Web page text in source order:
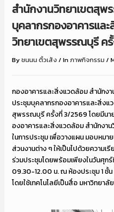
สำนักงานวิทยาเขตสุพ
บุคลากรกองอาคารแล
วิทยาเขตสุพรรณบุรี ค
Byชนนน ติ้วเส้ง / Inภาพกิจกรรม /
กองอาคารและสิ่งแวดล้อม สำนักง
ประชุมบุคลากรกองอาคารและสิ่งแ
สุพรรณบุรี ครั้งที่ 3/2569 โดยมีน
องอาคารและสิ่งแวดล้อม สำนักงา
ในการประชุม เพื่อวางแผน มอบหมา
ส่วนงานต่าง ๆ ให้เป็นไปด้วยความเ
ร่วมประชุมโดยพร้อมเพียงในวันศุก
09.30-12.00 น. ณ ห้องประชุม 1 ชั้
โดยใช้เทคโนโลยีเป็นสื่อ มหาวิทย